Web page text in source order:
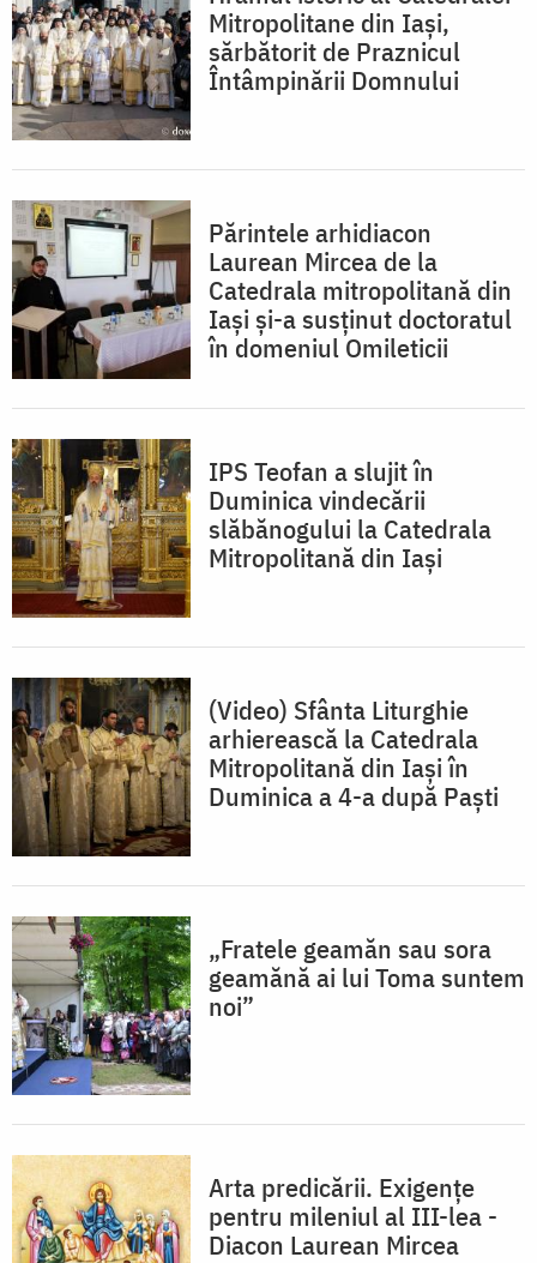
Mitropolitane din Iași,
sărbătorit de Praznicul
Întâmpinării Domnului
Părintele arhidiacon
Laurean Mircea de la
Catedrala mitropolitană din
Iași și-a susținut doctoratul
în domeniul Omileticii
IPS Teofan a slujit în
Duminica vindecării
slăbănogului la Catedrala
Mitropolitană din Iași
(Video) Sfânta Liturghie
arhierească la Catedrala
Mitropolitană din Iași în
Duminica a 4-a după Paști
„Fratele geamăn sau sora
geamănă ai lui Toma suntem
noi”
Arta predicării. Exigențe
pentru mileniul al III-lea -
Diacon Laurean Mircea